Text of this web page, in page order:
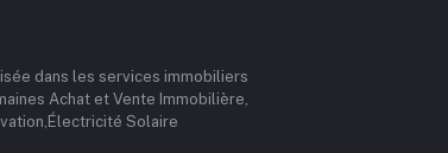
dans les services immobiliers
Achat et Vente Immobilière,
Solaire